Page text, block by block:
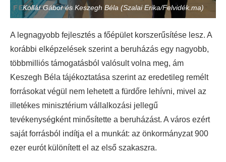
Kollár Gábor és Keszegh Béla (Szalai Erika/Felvidék.ma)
A legnagyobb fejlesztés a főépület korszerűsítése lesz. A
korábbi elképzelések szerint a beruházás egy nagyobb,
többmilliós támogatásból valósult volna meg, ám
Keszegh Béla tájékoztatása szerint az eredetileg remélt
forrásokat végül nem lehetett a fürdőre lehívni, mivel az
illetékes minisztérium vállalkozási jellegű
tevékenységként minősítette a beruházást. A város ezért
saját forrásból indítja el a munkát: az önkormányzat 900
ezer eurót különített el az első szakaszra.